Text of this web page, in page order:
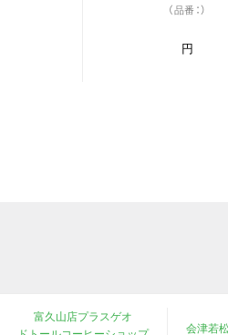
（品番：）
円
富久山店プラスゲオ
会津若